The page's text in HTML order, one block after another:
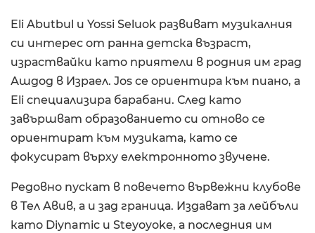
Eli Abutbul и Yossi Seluok развиват музикалния
си интерес от ранна детска възраст,
израствайки като приятели в родния им град
Ашдод в Израел. Jos се ориентира към пиано, а
Eli специализира барабани. След като
завършват образованието си отново се
ориентират към музиката, като се
фокусират върху електронното звучене.
Редовно пускат в повечето вървежни клубове
в Тел Авив, а и зад граница. Издават за лейбъли
като Diynamic и Steyoyoke, а последния им